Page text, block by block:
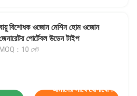
বিশোধক ওজোন মেশিন হোম ওজোন
পোর্টেবল উডেন টাইপ
MOQ：10 সেট
আমাদের সাথে যোগাযোগ